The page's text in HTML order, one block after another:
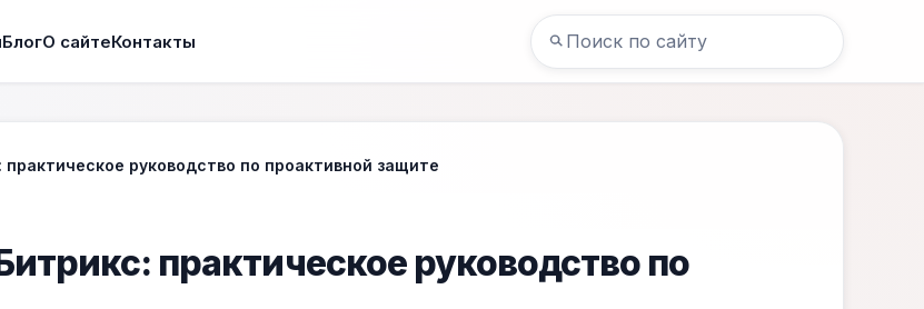
БлогО сайтеКонтакты
руководство по проактивной защите
практическое руководство по